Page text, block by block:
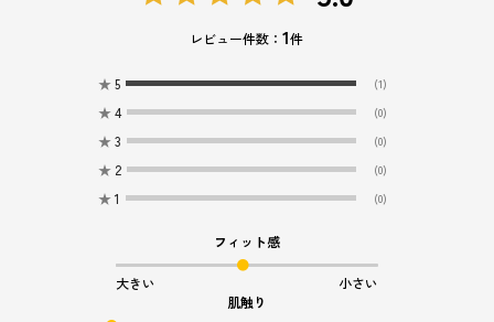
レビュー件数：1件
★ 5 (1)
★ 4 (0)
★ 3 (0)
★ 2 (0)
★ 1 (0)
フィット感
大きい
小さい
肌触り